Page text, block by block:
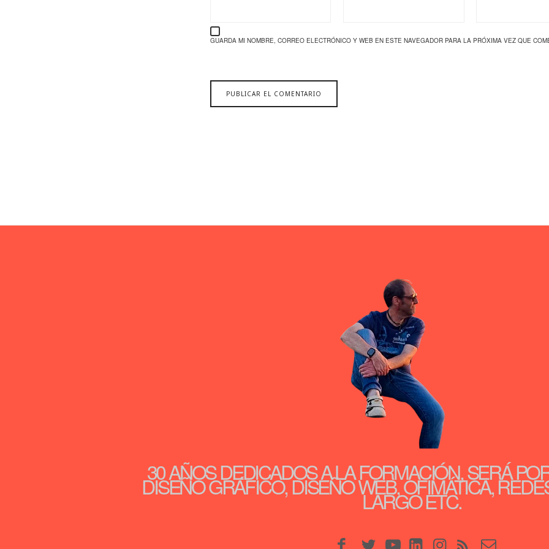
GUARDA MI NOMBRE, CORREO ELECTRÓNICO Y WEB EN ESTE NAVEGADOR PARA LA PRÓXIMA VEZ QUE
30 AÑOS DEDICADOS A LA FORMACIÓN, SERÁ
DISEÑO GRÁFICO, DISEÑO WEB, OFIMÁTICA,
LARGO ETC.